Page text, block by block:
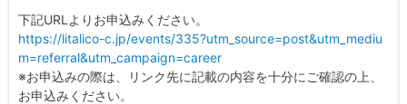
下記URLよりお申込みください。
https://litalico-c.jp/events/335?utm_source=post&utm_mediu
m=referral&utm_campaign=career
※お申込みの際は、リンク先に記載の内容を十分にご確認の上、
お申込みください。